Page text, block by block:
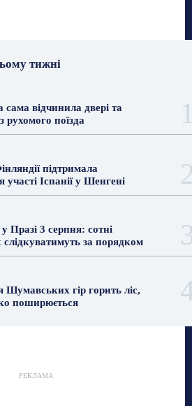
тижні
сама відчинила двері та
рухомого поїзда
підтримала
Іспанії у Шенгені
3 серпня: сотні
слідкуватимуть за порядком
Шумавських гір горить ліс,
поширюється
РЕКЛАМА